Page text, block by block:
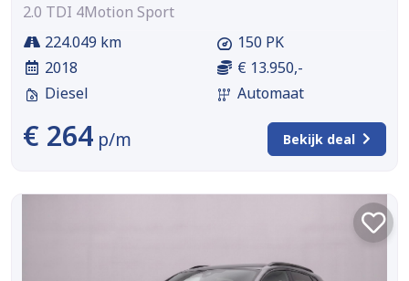
2.0 TDI 4Motion Sport
224.049 km
2018
Diesel
150 PK
€ 13.950,-
Automaat
€ 264 p/m Bekijk deal